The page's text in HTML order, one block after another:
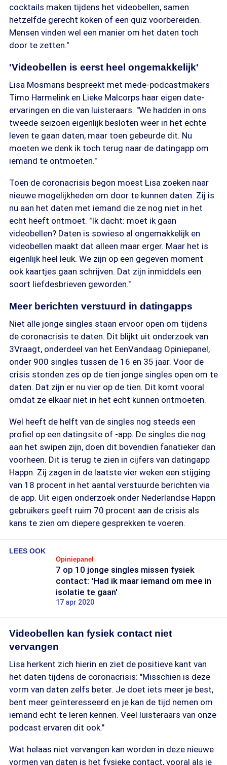
cocktails maken tijdens het videobellen, samen
hetzelfde gerecht koken of een quiz voorbereiden.
Mensen vinden wel een manier om het daten toch
door te zetten."
'Videobellen is eerst heel ongemakkelijk'
Lisa Mosmans bespreekt met mede-podcastmakers
Timo Harmelink en Lieke Malcorps haar eigen date-
ervaringen en die van luisteraars. "We hadden in ons
tweede seizoen eigenlijk besloten weer in het echte
leven te gaan daten, maar toen gebeurde dit. Nu
moeten we denk ik toch terug naar de datingapp om
iemand te ontmoeten."
Toen de coronacrisis begon moest Lisa zoeken naar
nieuwe mogelijkheden om door te kunnen daten. Zij is
nu aan het daten met iemand die ze nog niet in het
echt heeft ontmoet. "Ik dacht: moet ik gaan
videobellen? Daten is sowieso al ongemakkelijk en
videobellen maakt dat alleen maar erger. Maar het is
eigenlijk heel leuk. We zijn op een gegeven moment
ook kaartjes gaan schrijven. Dat zijn inmiddels een
soort liefdesbrieven geworden."
Meer berichten verstuurd in datingapps
Niet alle jonge singles staan ervoor open om tijdens
de coronacrisis te daten. Dit blijkt uit onderzoek van
3Vraagt, onderdeel van het EenVandaag Opiniepanel,
onder 900 singles tussen de 16 en 35 jaar. Voor de
crisis stonden zes op de tien jonge singles open om te
daten. Dat zijn er nu vier op de tien. Dit komt vooral
omdat ze elkaar niet in het echt kunnen ontmoeten.
Wel heeft de helft van de singles nog steeds een
profiel op een datingsite of -app. De singles die nog
aan het swipen zijn, doen dit bovendien fanatieker dan
voorheen. Dit is terug te zien in cijfers van datingapp
Happn. Zij zagen in de laatste vier weken een stijging
van 18 procent in het aantal verstuurde berichten via
de app. Uit eigen onderzoek onder Nederlandse Happn
gebruikers geeft ruim 70 procent aan de crisis als
kans te zien om diepere gesprekken te voeren.
LEES OOK
Opiniepanel
7 op 10 jonge singles missen fysiek
contact: 'Had ik maar iemand om mee in
isolatie te gaan'
17 apr 2020
Videobellen kan fysiek contact niet
vervangen
Lisa herkent zich hierin en ziet de positieve kant van
het daten tijdens de coronacrisis: "Misschien is deze
vorm van daten zelfs beter. Je doet iets meer je best,
bent meer geïnteresseerd en je kan de tijd nemen om
iemand echt te leren kennen. Veel luisteraars van onze
podcast ervaren dit ook."
Wat helaas niet vervangen kan worden in deze nieuwe
vormen van daten is het fysieke contact, vooral als je